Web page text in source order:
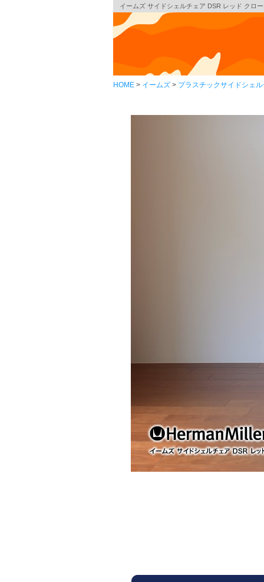
イームズ サイドシェルチェア DSR レッド クロ
HOME イームズ プラスチックサイドシェ